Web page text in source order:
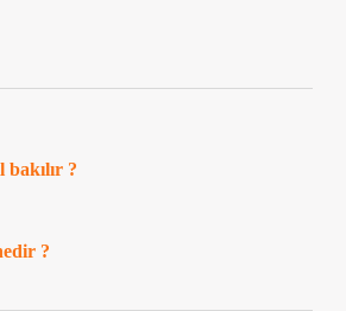
bakılır ?
?